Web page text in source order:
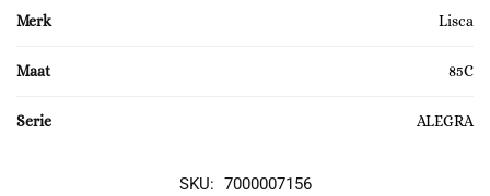
Merk Lisca
Maat 85C
Serie ALEGRA
SKU: 7000007156